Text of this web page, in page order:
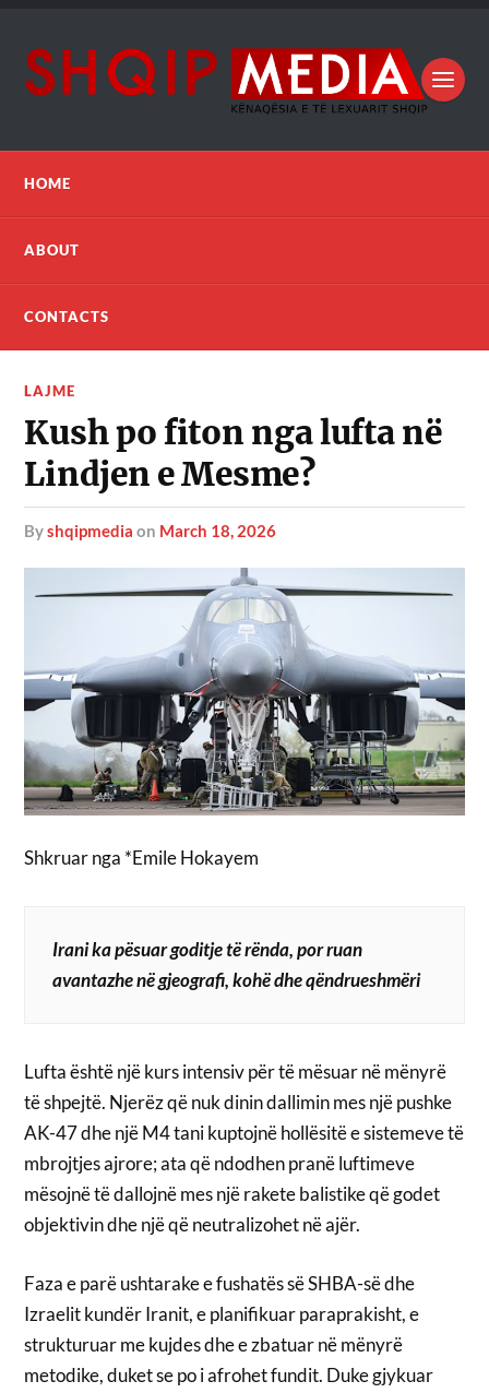
HOME
ABOUT
CONTACTS
LAJME
Kush po fiton nga lufta në
Lindjen e Mesme?
byshqipmedia on March 18, 2026
Shkruar nga *Emile Hokayem
Irani ka pësuar goditje të rënda, por ruan
avantazhe në gjeografi, kohë dhe qëndrueshmëri
Lufta është një kurs intensiv për të mësuar në mënyrë
të shpejtë. Njerëz që nuk dinin dallimin mes një pushke
AK-47 dhe një M4 tani kuptojnë hollësitë e sistemeve të
mbrojtjes ajrore; ata që ndodhen pranë luftimeve
mësojnë të dallojnë mes një rakete balistike që godet
objektivin dhe një që neutralizohet në ajër.
Faza e parë ushtarake e fushatës së SHBA-së dhe
Izraelit kundër Iranit, e planifikuar paraprakisht, e
strukturuar me kujdes dhe e zbatuar në mënyrë
metodike, duket se po i afrohet fundit. Duke gjykuar